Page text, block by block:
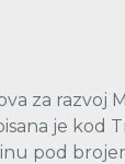
za razvoj
je kod
pod